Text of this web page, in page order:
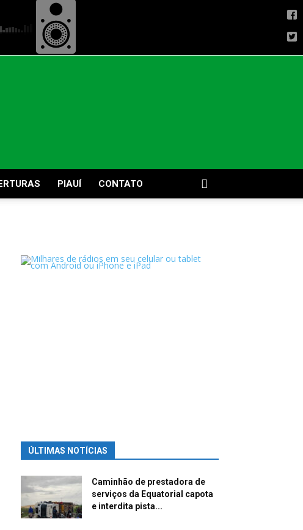
PIAUÍ CONTATO
ÚLTIMAS NOTÍCIAS
Caminhão de prestadora de
serviços da Equatorial capota
e interdita pista...